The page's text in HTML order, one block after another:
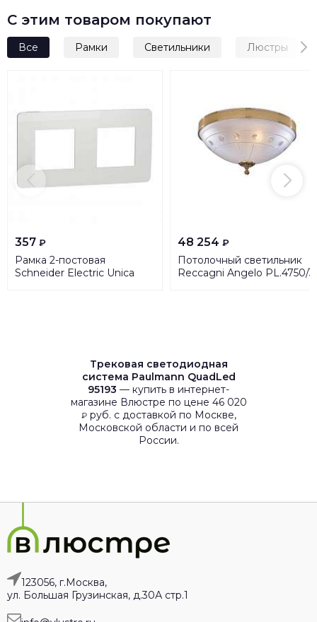
С этим товаром покупают
Все Рамки Светильники Люстры
357 ₽
Рамка 2-постовая
Schneider Electric Unica
48 254 ₽
Потолочный светильник
Reccagni Angelo PL.4750/3
Трековая светодиодная
система Paulmann QuadLed
95193 — купить в интернет-
магазине Влюстре по цене 46 020
₽руб. с доставкой по Москве,
Московской области и по всей
России.
123056, г.Москва,
ул. Большая Грузинская, д.30А стр.1